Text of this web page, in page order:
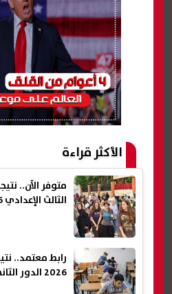
الأكثر قراءة
متوفر الآن..
الثالث الإعدادي 2026 بالاسم فقط
رابط معتمد..
2026 الدور الثاني محافظة الشرقية